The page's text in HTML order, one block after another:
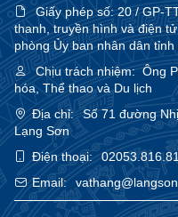
Giấy phép số:20 / GP-
thanh, truyền hình và điện
phòng Ủy ban nhân dân tỉnh
Chịu trách nhiệm:Ông
hóa, Thể thao và Du lịch
Địa chỉ:
Số 71 đường
Lạng Sơn
Điện thoại:
Email: